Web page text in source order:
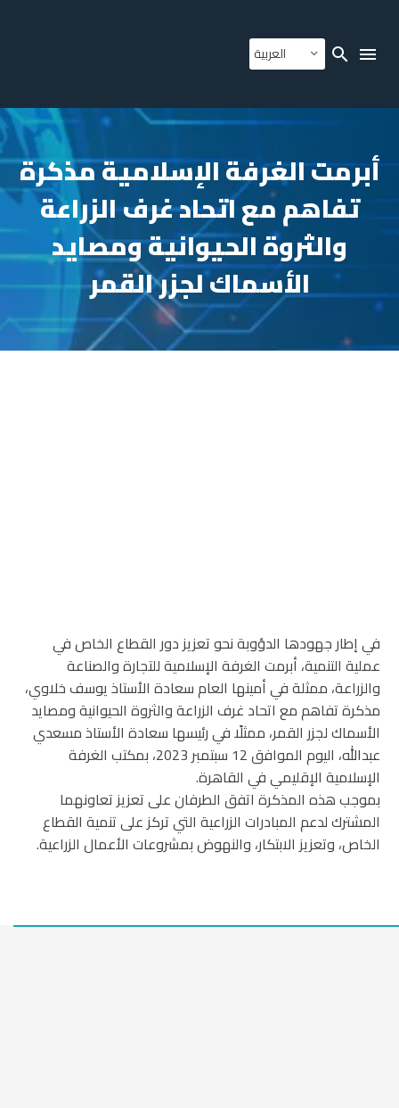
العربية
أبرمت الغرفة الإسلامية مذكرة
تفاهم مع اتحاد غرف الزراعة
والثروة الحيوانية ومصايد
الأسماك لجزر القمر
في إطار جهودها الدؤوبة نحو تعزيز دور القطاع الخاص في
عملية التنمية، أبرمت الغرفة الإسلامية للتجارة والصناعة
والزراعة، ممثلة في أمينها العام سعادة الأستاذ يوسف خلاوي،
مذكرة تفاهم مع اتحاد غرف الزراعة والثروة الحيوانية ومصايد
الأسماك لجزر القمر، ممثلًا في رئيسها سعادة الأستاذ مسعدي
عبدالله، اليوم الموافق 12 سبتمبر 2023، بمكتب الغرفة
الإسلامية الإقليمي في القاهرة.
بموجب هذه المذكرة اتفق الطرفان على تعزيز تعاونهما
المشترك لدعم المبادرات الزراعية التي تركز على تنمية القطاع
الخاص، وتعزيز الابتكار، والنهوض بمشروعات الأعمال الزراعية.